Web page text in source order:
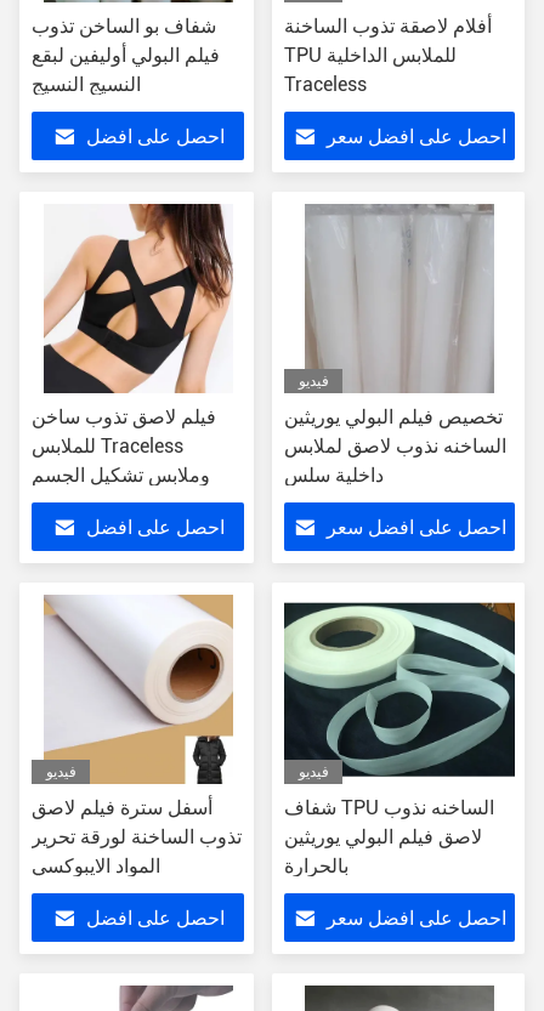
شفاف بو الساخن تذوب
فيلم البولي أوليفين لبقع
النسيج النسيج
احصل على افضل
أفلام لاصقة تذوب الساخنة
TPU للملابس الداخلية
Traceless
احصل على افضل سعر
فيلم لاصق تذوب ساخن
للملابس Traceless
وملابس تشكيل الجسم
احصل على افضل
فيديو
تخصيص فيلم البولي يوريثين
الساخنه نذوب لاصق لملابس
داخلية سلس
احصل على افضل سعر
فيديو
أسفل سترة فيلم لاصق
تذوب الساخنة لورقة تحرير
المواد الايبوكسي
احصل على افضل
فيديو
شفاف TPU الساخنه نذوب
لاصق فيلم البولي يوريثين
بالحرارة
احصل على افضل سعر